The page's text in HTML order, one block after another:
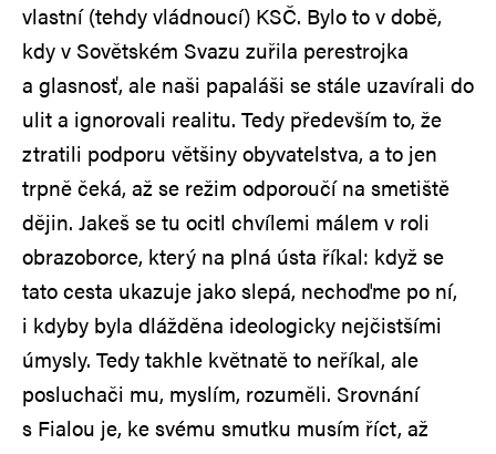
vlastní (tehdy vládnoucí) KSČ. Bylo to v době,
kdy v Sovětském Svazu zuřila perestrojka
a glasnosť, ale naši papaláši se stále uzavírali do
ulit a ignorovali realitu. Tedy především to, že
ztratili podporu většiny obyvatelstva, a to jen
trpně čeká, až se režim odporoučí na smetiště
dějin. Jakeš se tu ocitl chvílemi málem v roli
obrazoborce, který na plná ústa říkal: když se
tato cesta ukazuje jako slepá, nechoďme po ní,
i kdyby byla dlážděna ideologicky nejčistšími
úmysly. Tedy takhle květnatě to neříkal, ale
posluchači mu, myslím, rozuměli. Srovnání
s Fialou je, ke svému smutku musím říct, až